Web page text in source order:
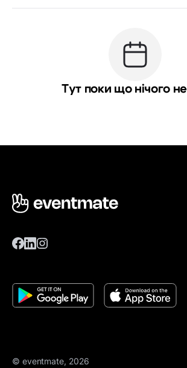
Тут поки що нічого
© eventmate, 2026